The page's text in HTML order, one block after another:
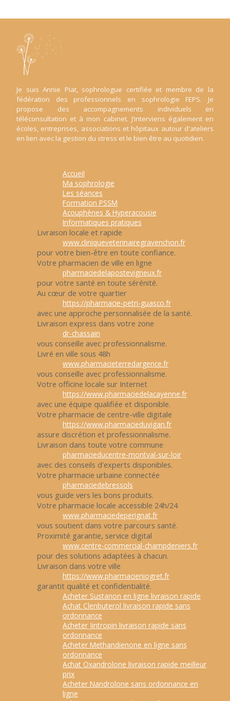
Je suis Annie Piat, sophrologue certifiée et membre de la
fédération des professionnels en sophrologie FEPS. Je
propose des accompagnements individuels en
téléconsultation et à mon cabinet. J’interviens également en
écoles, entreprises, associations et hôpitaux autour d'ateliers
en lien avec la gestion du stress et le bien être au quotidien.
Accueil
Ma sophrologie
Les séances
Formation PSSM
Acouphènes & Hyperacousie
Informatiques pratiques
Livraison locale et rapide
www.cliniqueveterinairegravenchon.fr
pour votre bien-être en toute confiance.
Votre pharmacien de ville en ligne
pharmaciedelapostevigneux.fr
pour votre santé en toute sérénité.
Au cœur de votre quartier
https://pharmacie-petri-guasco.fr
avec une approche personnalisée de la santé.
Livraison express dans votre zone
dr-chassain
vous conseille avec professionnalisme.
Livré en ville sous 48h
www.pharmacieterredargence.fr
vous conseille avec professionnalisme.
Votre officine locale sur Internet
https://www.pharmaciedelacayenne.fr
avec une équipe qualifiée et disponible.
Votre pharmacie de centre-ville digitale
https://www.pharmacieduvigan.fr
assure discrétion et professionnalisme.
Livraison dans toute votre commune
pharmacieducentre-montval-sur-loir
avec des conseils d'experts disponibles.
Votre pharmacie urbaine connectée
pharmaciedebressols
vous guide vers les bons produits.
Votre pharmacie locale accessible 24h/24
www.pharmaciedeperignat.fr
vous soutient dans votre parcours santé.
Proximité garantie, service digital
www.centre-commercial-champdeniers.fr
pour des solutions adaptées à chacun.
Livraison dans votre ville
https://www.pharmacieniogret.fr
garantit qualité et confidentialité.
Acheter Sustanon en ligne livraison rapide
Achat Clenbuterol livraison rapide sans
ordonnance
Acheter Jintropin livraison rapide sans
ordonnance
Acheter Methandienone en ligne sans
ordonnance
Achat Oxandrolone livraison rapide meilleur
prix
Acheter Nandrolone sans ordonnance en
ligne